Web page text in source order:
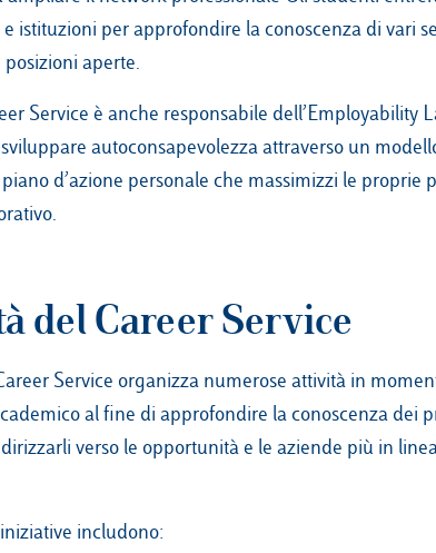
istituzioni per approfondire la conoscenza di vari
aperte.
Service è anche responsabile dell’Employability
sviluppare autoconsapevolezza attraverso un
d’azione personale che massimizzi le proprie
del Career Service
Service organizza numerose attività in
al fine di approfondire la conoscenza dei
verso le opportunità e le aziende più in
includono: